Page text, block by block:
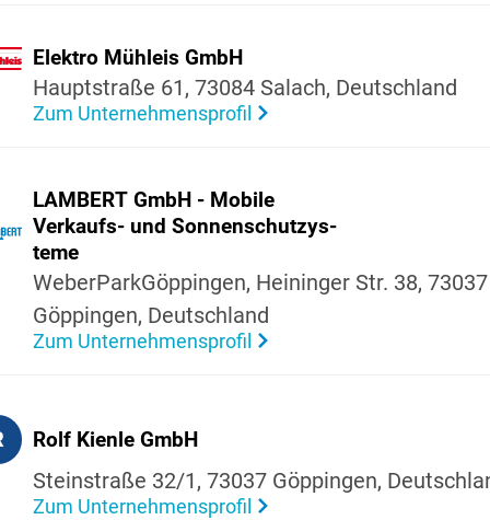
Elektro Mühleis GmbH
Haupt­straße 61, 73084 Salach, Deutsch­land
Zum Unternehmensprofil
LAMBERT GmbH - Mobile
Verkaufs- und Sonnen­schut­zys­
teme
Weber­Park­Göp­pingen, Heininger Str. 38, 73037
Göppingen, Deutsch­land
Zum Unternehmensprofil
Rolf Kienle GmbH
Stein­straße 32/1, 73037 Göppingen,
Zum Unternehmensprofil